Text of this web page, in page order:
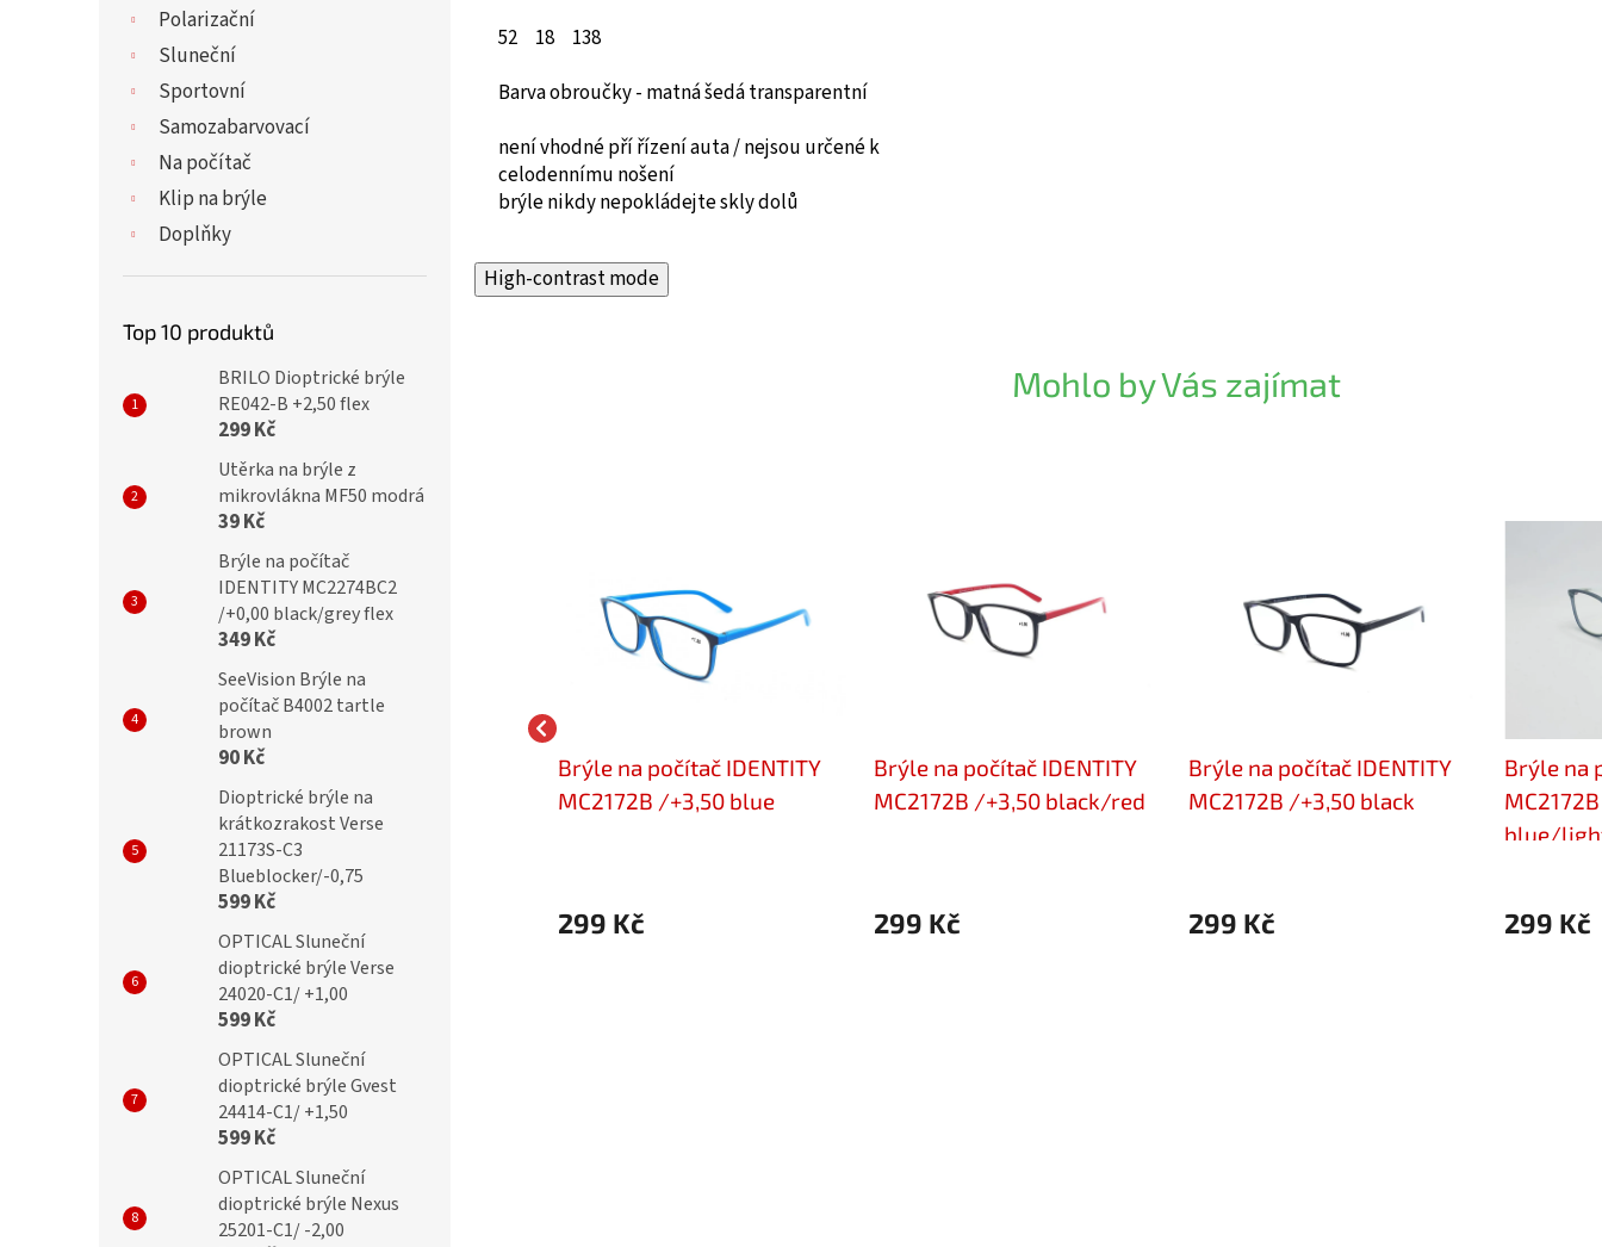
Polarizační
Sluneční
Sportovní
Samozabarvovací
Na počítač
Klip na brýle
Doplňky
Top 10 produktů
BRILO Dioptrické brýle
RE042-B +2,50 flex
299 Kč
Utěrka na brýle z
mikrovlákna MF50 modrá
39 Kč
Brýle na počítač
IDENTITY MC2274BC2
/+0,00 black/grey flex
349 Kč
SeeVision Brýle na
počítač B4002 tartle
brown
90 Kč
Dioptrické brýle na
krátkozrakost Verse
21173S-C3
Blueblocker/-0,75
599 Kč
OPTICAL Sluneční
dioptrické brýle Verse
24020-C1/ +1,00
599 Kč
OPTICAL Sluneční
dioptrické brýle Gvest
24414-C1/ +1,50
599 Kč
OPTICAL Sluneční
dioptrické brýle Nexus
25201-C1/ -2,00
52
18 138
Barva obroučky - matná šedá transparentní
není vhodné pří řízení auta / nejsou určené k
celodennímu nošení
brýle nikdy nepokládejte skly dolů
High-contrast mode
Mohlo by Vás zajímat
Brýle na počítač IDENTITY
MC2176B /+3,50 red
Brýle na počítač IDENTITY
MC2172B /+3,50 blue
299 Kč
Brýle na počítač IDENTITY
MC2172B /+3,50 black/red
299 Kč
Brýle na počítač IDENTITY
MC2172B /+3,50 black
299 Kč
Brýle na
blue/
299 Kč